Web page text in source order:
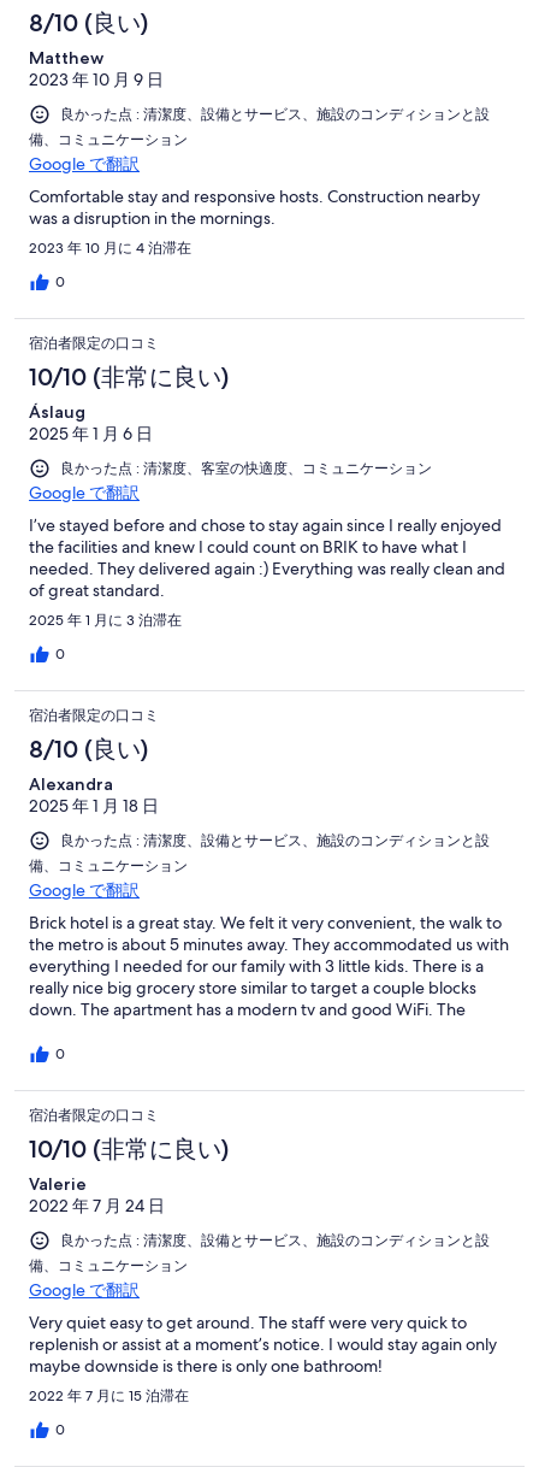
8/10 (良い)
Matthew
2023 年 10 月 9 日
良かった点 : 清潔度、設備とサービス、施設のコンディションと設
備、コミュニケーション
Google で翻訳
Comfortable stay and responsive hosts. Construction nearby
was a disruption in the mornings.
2023 年 10 月に 4 泊滞在
0
宿泊者限定の口コミ
10/10 (非常に良い)
Áslaug
2025 年 1 月 6 日
良かった点 : 清潔度、客室の快適度、コミュニケーション
Google で翻訳
I’ve stayed before and chose to stay again since I really enjoyed
the facilities and knew I could count on BRIK to have what I
needed. They delivered again :) Everything was really clean and
of great standard.
2025 年 1 月に 3 泊滞在
0
宿泊者限定の口コミ
8/10 (良い)
Alexandra
2025 年 1 月 18 日
良かった点 : 清潔度、設備とサービス、施設のコンディションと設
備、コミュニケーション
Google で翻訳
Brick hotel is a great stay. We felt it very convenient, the walk to
the metro is about 5 minutes away. They accommodated us with
everything I needed for our family with 3 little kids. There is a
really nice big grocery store similar to target a couple blocks
down. The apartment has a modern tv and good WiFi. The
0
宿泊者限定の口コミ
10/10 (非常に良い)
Valerie
2022 年 7 月 24 日
良かった点 : 清潔度、設備とサービス、施設のコンディションと設
備、コミュニケーション
Google で翻訳
Very quiet easy to get around. The staff were very quick to
replenish or assist at a moment’s notice. I would stay again only
maybe downside is there is only one bathroom!
2022 年 7 月に 15 泊滞在
0